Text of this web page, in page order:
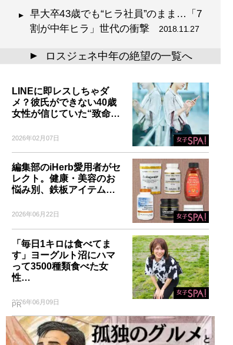
早大卒43歳でも“ヒラ社員”のまま…「7
割が中年ヒラ」世代の衝撃 2018.11.27
▲ ロスジェネ中年の絶望の一覧へ
LINEに即レスしちゃダ
メ？彼氏ができない40歳
女性が信じていた“致命…
2026年02月07日
編集部のiHerb愛用者がセ
レクト。健康・美容のお
悩み別、鉄板アイテム…
2026年06月22日
「毎日1キロは食べてま
す」ヨーグルト沼にハマ
って3500種類食べた女
性…
2026年06月09日
PR